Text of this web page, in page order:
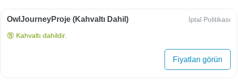
OwlJourneyProje (Kahvaltı Dahil) İptal Politikası
Kahvaltı dahildir.
Fiyatları görün